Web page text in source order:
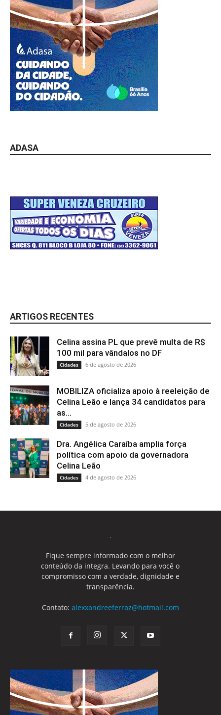
ADASA
ARTIGOS RECENTES
Celina assina PL que prevê multa de R$
100 mil para vândalos no DF
Cidades 6 de agosto de 2026
MOBILIZA oficializa apoio à reeleição de
Celina Leão e lança 34 candidatos para
as...
Cidades 5 de agosto de 2026
Dra. Angélica Caraíba amplia força
política com apoio da governadora
Celina Leão
Cidades 4 de agosto de 2026
Fique sempre informado com o melhor
conteúdo da integra. Levando para você o
compromisso com a verdade, dignidade e
transparência.
Contato: alexxandreeferraz@hotmail.com